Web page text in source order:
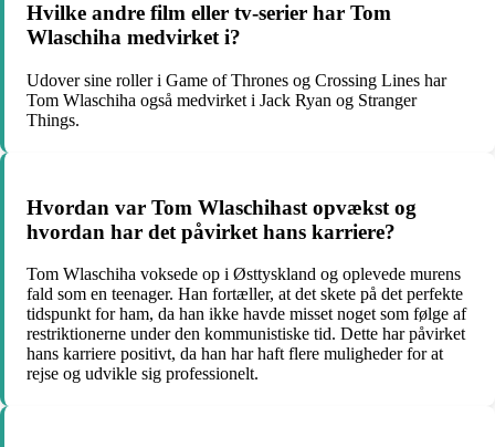
Hvilke andre film eller tv-serier har Tom
Wlaschiha medvirket i?
Udover sine roller i Game of Thrones og Crossing Lines har
Tom Wlaschiha også medvirket i Jack Ryan og Stranger
Things.
Hvordan var Tom Wlaschihast opvækst og
hvordan har det påvirket hans karriere?
Tom Wlaschiha voksede op i Østtyskland og oplevede murens
fald som en teenager. Han fortæller, at det skete på det perfekte
tidspunkt for ham, da han ikke havde misset noget som følge af
restriktionerne under den kommunistiske tid. Dette har påvirket
hans karriere positivt, da han har haft flere muligheder for at
rejse og udvikle sig professionelt.